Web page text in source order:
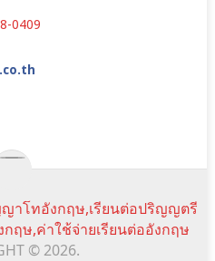
0409
าโทอังกฤษ,เรียนต่อปริญญตรี
ฤษ,ค่าใช้จ่ายเรียนต่ออังกฤษ
© 2026.